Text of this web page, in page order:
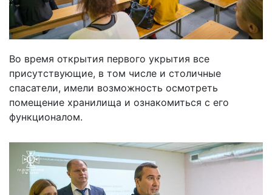
Во время открытия первого укрытия все
присутствующие, в том числе и столичные
спасатели, имели возможность осмотреть
помещение хранилища и ознакомиться с его
функционалом.